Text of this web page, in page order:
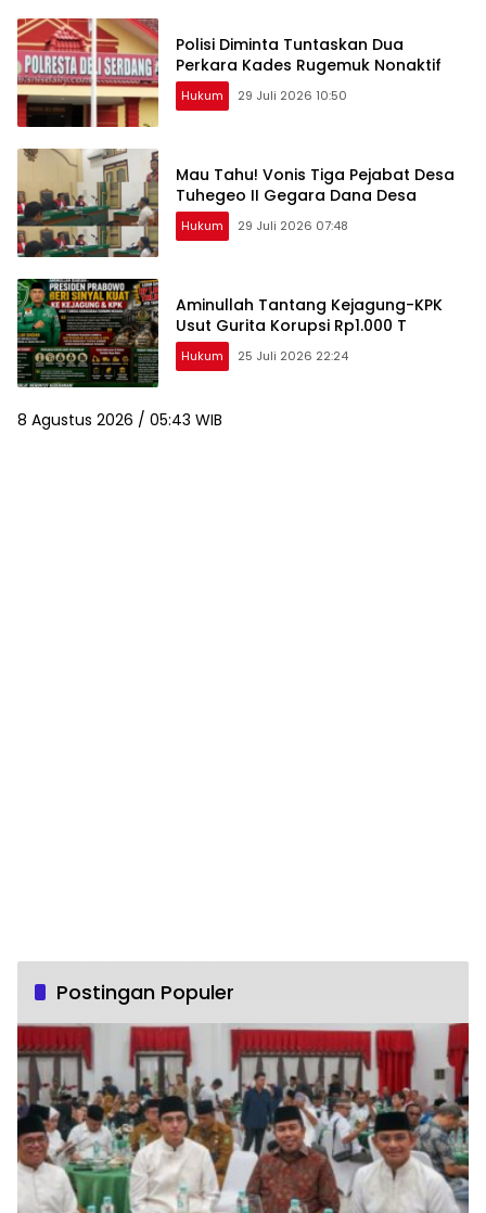
Polisi Diminta Tuntaskan Dua
Perkara Kades Rugemuk Nonaktif
Hukum 29 Juli 2026 10:50
Mau Tahu! Vonis Tiga Pejabat Desa
Tuhegeo II Gegara Dana Desa
Hukum 29 Juli 2026 07:48
Aminullah Tantang Kejagung-KPK
Usut Gurita Korupsi Rp1.000 T
Hukum 25 Juli 2026 22:24
8 Agustus 2026 / 05:43 WIB
Postingan Populer